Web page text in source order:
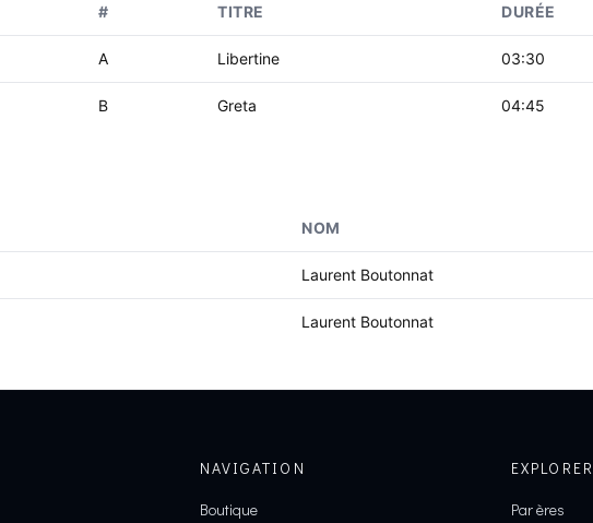
# TITRE DURÉE
A Libertine 03:30
B Greta 04:45
NOM
Laurent Boutonnat
Laurent Boutonnat
NAVIGATION
Boutique
EXPLORER
Par ères